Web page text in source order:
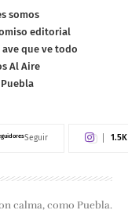
somos
editorial
ave que ve todo
Al Aire
Puebla
Seguir 1.5K
calma, como Puebla.